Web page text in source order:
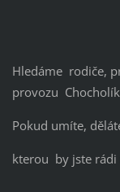
Hledáme rodiče,
provozu
Pokud umíte,
kterou by jste rádi